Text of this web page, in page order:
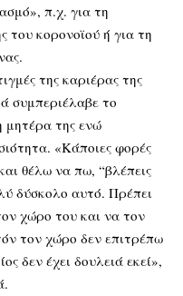
π.χ. για τη
του κορονοϊού ή για τη
της καριέρας της
συμπεριέλαβε το
μητέρα της ενώ
«Κάποιες φορές
θέλω να πω, “βλέπεις
δύσκολο αυτό. Πρέπει
χώρο του και να τον
τον χώρο δεν επιτρέπω
δεν έχει δουλειά εκεί»,